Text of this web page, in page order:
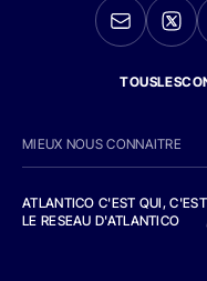
MIEUX NOUS CONNAITRE
ATLANTICO C'EST QUI,
LE RESEAU D'ATLANTICO